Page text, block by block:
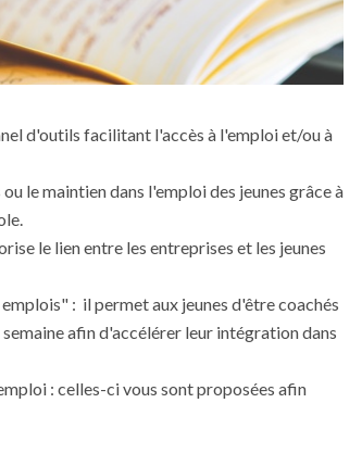
d'outils facilitant l'accès à l'emploi et/ou à
le maintien dans l'emploi des jeunes grâce à
le lien entre les entreprises et les jeunes
: il permet aux jeunes d'être coachés
afin d'accélérer leur intégration dans
: celles-ci vous sont proposées afin